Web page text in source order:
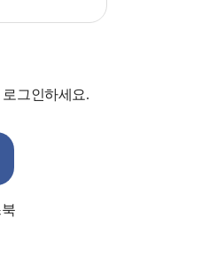
그인하세요.